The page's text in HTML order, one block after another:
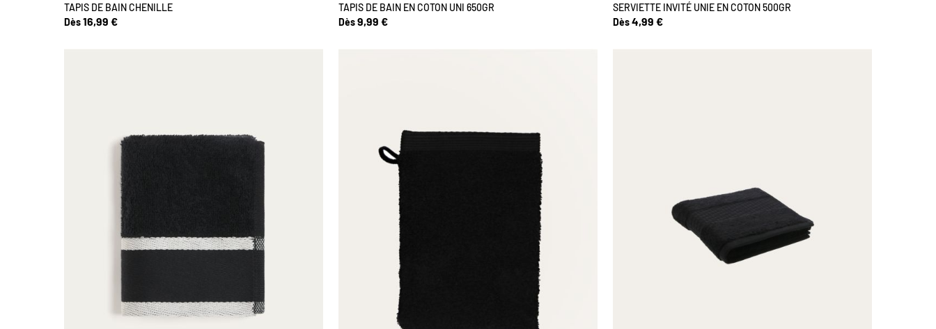
TAPIS DE BAIN CHENILLE
Dès16,99 €
TAPIS DE BAIN EN COTON UNI 650GR
Dès9,99 €
SERVIETTE INVITÉ UNIE EN COTON 500GR
Dès4,99 €